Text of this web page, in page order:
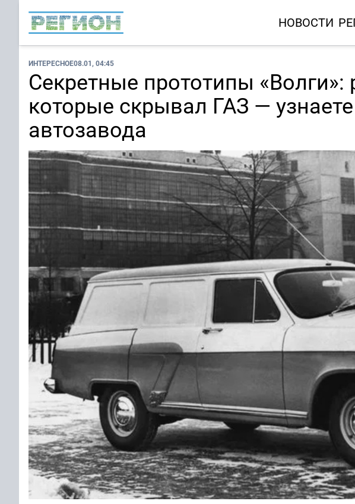
НОВОСТИ
ИНТЕРЕСНОЕ08.01, 04:45
Секретные прототипы
которые скрывал ГАЗ —
автозавода